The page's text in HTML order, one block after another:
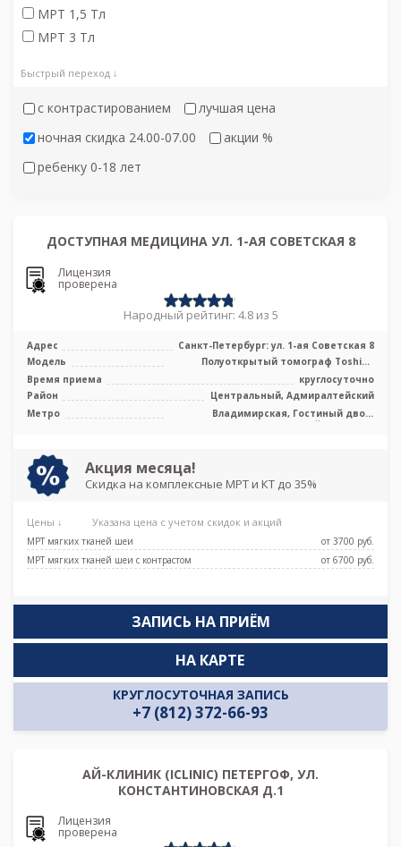
МРТ 1,5 Тл
МРТ 3 Тл
Быстрый переход ↓
с контрастированием
лучшая цена
ночная скидка 24.00-07.00
акции %
ребенку 0-18 лет
ДОСТУПНАЯ МЕДИЦИНА УЛ. 1-АЯ СОВЕТСКАЯ 8
Лицензия
проверена
Народный рейтинг: 4.8 из 5
Адрес
Санкт-Петербург: ул. 1-ая Советская 8
Модель
Полуоткрытый томограф Toshiba
...
Время приема
круглосуточно
Район
Центральный, Адмиралтейский
Метро
Владимирская, Гостиный двор,
Достоевская, Лиговский проспект,
Акция месяца!
Скидка на комплексные МРТ и КТ до 35%
Цены ↓ Указана цена с учетом скидок и акций
МРТ мягких тканей шеи
от 3700 pуб.
МРТ мягких тканей шеи с контрастом
от 6700 pуб.
ЗАПИСЬ НА ПРИЁМ
КРУГЛОСУТОЧНАЯ ЗАПИСЬ
+7 (812) 372-66-93
НА КАРТЕ
АЙ-КЛИНИК (ICLINIC) ПЕТЕРГОФ, УЛ.
КОНСТАНТИНОВСКАЯ Д.1
Лицензия
проверена